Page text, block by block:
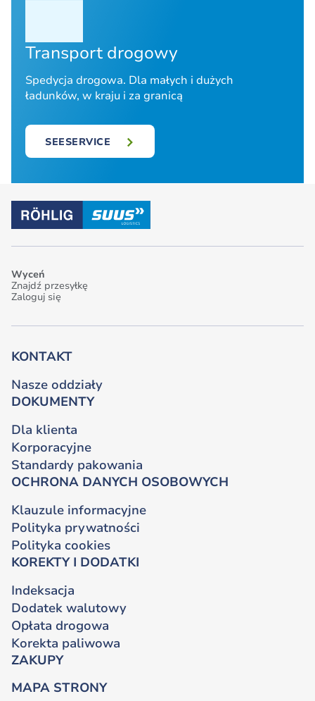
Transport drogowy
Spedycja drogowa. Dla małych i dużych
ładunków, w kraju i za granicą
SEESERVICE
Wyceń
Znajdź przesyłkę
Zaloguj się
KONTAKT
Nasze oddziały
DOKUMENTY
Dla klienta
Korporacyjne
Standardy pakowania
OCHRONA DANYCH OSOBOWYCH
Klauzule informacyjne
Polityka prywatności
Polityka cookies
KOREKTY I DODATKI
Indeksacja
Dodatek walutowy
Opłata drogowa
Korekta paliwowa
ZAKUPY
MAPA STRONY